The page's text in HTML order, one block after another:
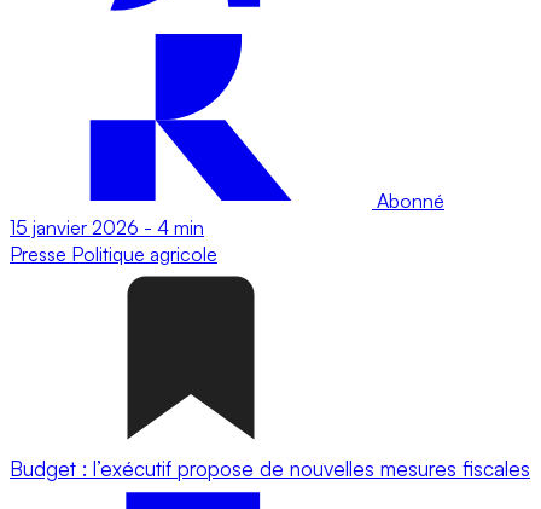
Abonné
15 janvier 2026 - 4 min
Presse Politique agricole
Budget : l’exécutif propose de nouvelles mesures fiscales